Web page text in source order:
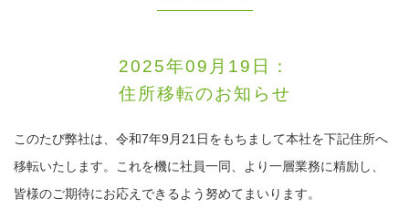
2025年09月19日：
住所移転のお知らせ
このたび弊社は、令和7年9月21日をもちまして本社を下記住所へ
移転いたします。
これを機に社員一同、より一層業務に精励し、
皆様のご期待にお応えできるよう努めてまいります。